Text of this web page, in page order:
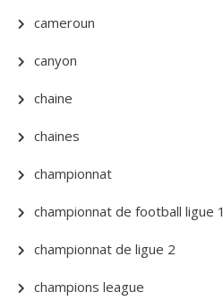
cameroun
canyon
chaine
chaines
championnat
championnat de football ligue 1
championnat de ligue 2
champions league